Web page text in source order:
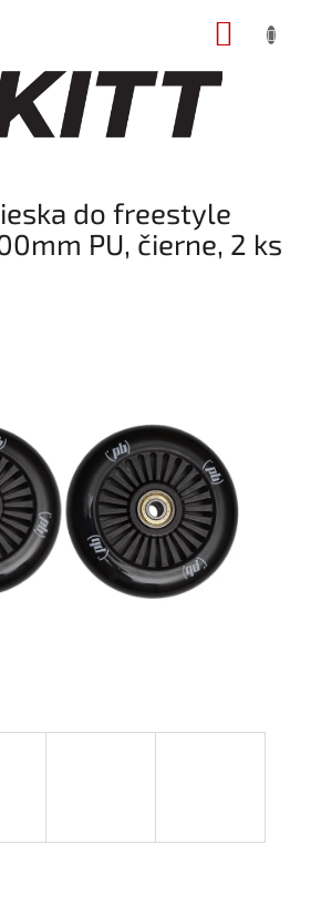
do freestyle
PU, čierne, 2 ks